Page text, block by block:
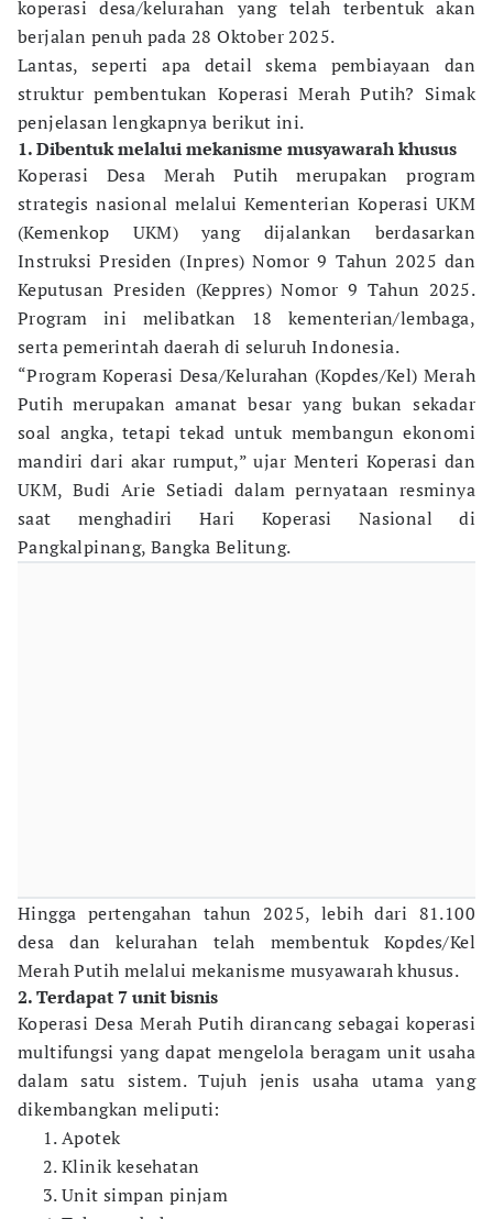
koperasi desa/kelurahan yang telah terbentuk akan
berjalan penuh pada 28 Oktober 2025.
Lantas, seperti apa detail skema pembiayaan dan
struktur pembentukan Koperasi Merah Putih? Simak
penjelasan lengkapnya berikut ini.
1. Dibentuk melalui mekanisme musyawarah khusus
Koperasi Desa Merah Putih merupakan program
strategis nasional melalui Kementerian Koperasi UKM
(Kemenkop UKM) yang dijalankan berdasarkan
Instruksi Presiden (Inpres) Nomor 9 Tahun 2025 dan
Keputusan Presiden (Keppres) Nomor 9 Tahun 2025.
Program ini melibatkan 18 kementerian/lembaga,
serta pemerintah daerah di seluruh Indonesia.
“Program Koperasi Desa/Kelurahan (Kopdes/Kel) Merah
Putih merupakan amanat besar yang bukan sekadar
soal angka, tetapi tekad untuk membangun ekonomi
mandiri dari akar rumput,” ujar Menteri Koperasi dan
UKM, Budi Arie Setiadi dalam pernyataan resminya
saat menghadiri Hari Koperasi Nasional di
Pangkalpinang, Bangka Belitung.
Hingga pertengahan tahun 2025, lebih dari 81.100
desa dan kelurahan telah membentuk Kopdes/Kel
Merah Putih melalui mekanisme musyawarah khusus.
2. Terdapat 7 unit bisnis
Koperasi Desa Merah Putih dirancang sebagai koperasi
multifungsi yang dapat mengelola beragam unit usaha
dalam satu sistem. Tujuh jenis usaha utama yang
dikembangkan meliputi:
Apotek
Klinik kesehatan
Unit simpan pinjam